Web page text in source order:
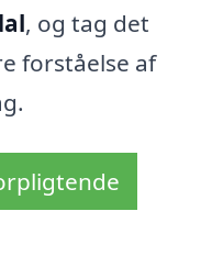
, og tag det
forståelse af